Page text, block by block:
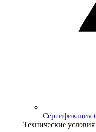
Сертификация
Технические условия